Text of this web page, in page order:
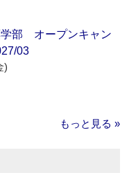
学部 オープンキャン
03
)
もっと見る »